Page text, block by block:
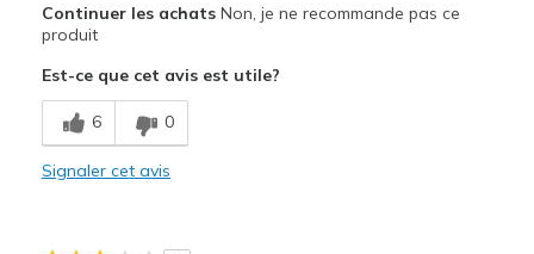
Attractive Design
Stylish
Les meilleures utilisations
Casual Wear
Continuer les achatsNon, je ne recommande pas ce
produit
Est-ce que cet avis est utile?
6 0
Signaler cet avis